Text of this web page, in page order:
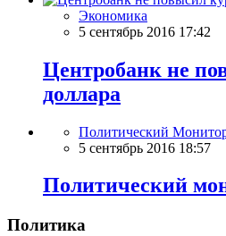
Экономика
5 сентябрь 2016 17:42
Центробанк не
доллара
Политический
5 сентябрь 2016 18:57
Политический
Политика